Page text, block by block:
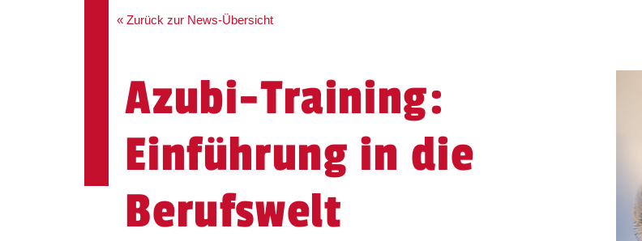
« Zurück zur News-Übersicht
Azubi-Training:
Einführung in die
Berufswelt